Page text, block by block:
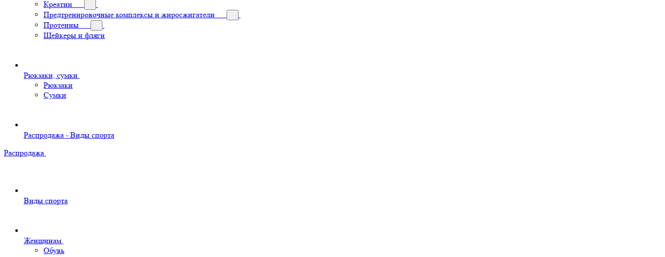
Креатин
Предтренировочные комплексы и жиросжигатели
Протеины
Шейкеры и фляги
Рюкзаки, сумки
Рюкзаки
Сумки
Распродажа - Виды спорта
Распродажа
Виды спорта
Женщинам
Обувь